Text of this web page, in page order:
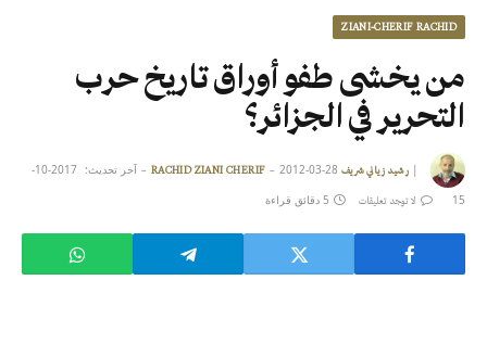
ZIANI-CHERIF RACHID
من يخشى طفو أوراق تاريخ حرب
التحرير في الجزائر؟
| رشيد زياني شريف RACHID ZIANI CHERIF 2012-03-28 آخر تحديث: 2017-10-
15 لا توجد تعليقات 5 دقائق قراءة